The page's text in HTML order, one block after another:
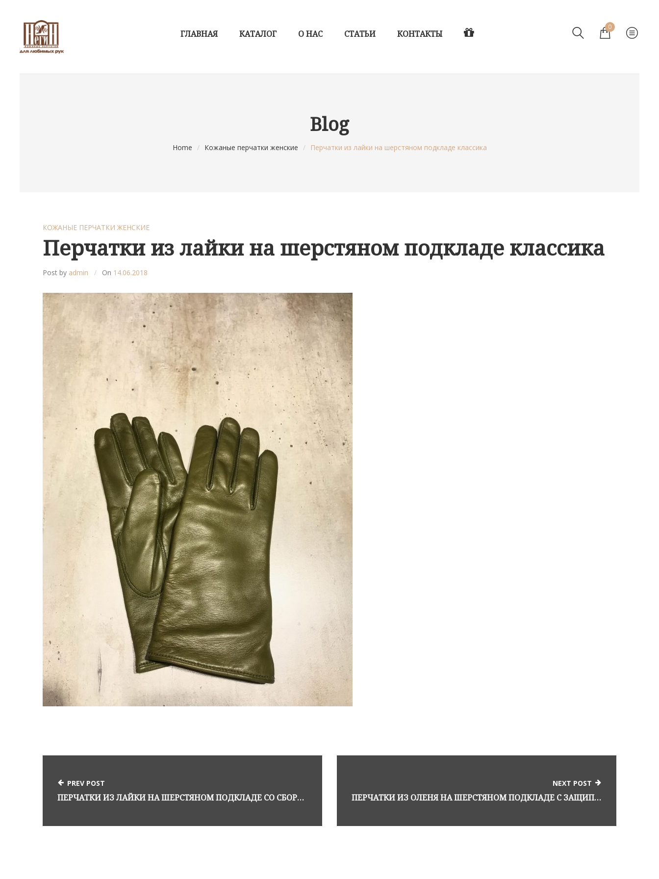
ГЛАВНАЯ КАТАЛОГ О НАС СТАТЬИ КОНТАКТЫ
0
Blog
Home / Кожаные перчатки женские / Перчатки из лайки на шерстяном подкладе классика
КОЖАНЫЕ ПЕРЧАТКИ ЖЕНСКИЕ
Перчатки из лайки на шерстяном подкладе классика
Post by admin On 14.06.2018
PREV POST
ПЕРЧАТКИ ИЗ ЛАЙКИ НА ШЕРСТЯНОМ ПОДКЛАДЕ СО СБОРКОЙ
NEXT POST
ПЕРЧАТКИ ИЗ ОЛЕНЯ НА ШЕРСТЯНОМ ПОДКЛАДЕ С ЗАЩИПАМИ “3 ЛУЧА”